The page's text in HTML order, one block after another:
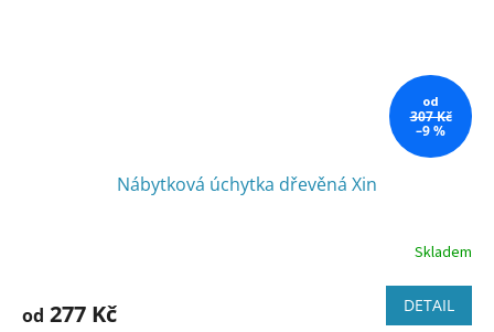
od
307 Kč
–9 %
Nábytková úchytka dřevěná Xin
Skladem
od 277 Kč DETAIL